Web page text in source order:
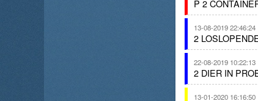
P 2
13-08-2019 22:46:24
2
22-08-2019 10:22:13
2 DIER IN
13-01-2020 16:16:50